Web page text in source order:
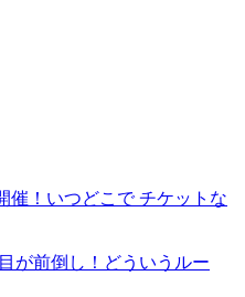
催！いつどこで チケットな
が前倒し！どういうルー